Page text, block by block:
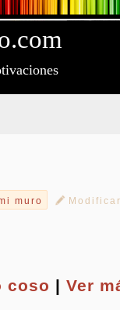
.com
muro
coso |Ver